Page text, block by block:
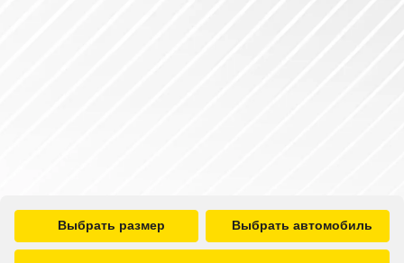
Выбрать размер Выбрать автомобиль